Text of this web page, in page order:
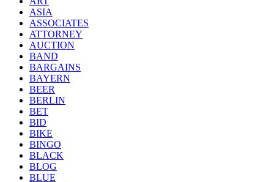
ASIA
ASSOCIATES
ATTORNEY
AUCTION
BAND
BARGAINS
BAYERN
BEER
BERLIN
BET
BID
BIKE
BINGO
BLACK
BLOG
BLUE